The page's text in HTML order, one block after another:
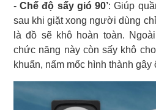
- Chế độ sấy gió 90’: Giúp
sau khi giặt xong người dùng
là đồ sẽ khô hoàn toàn.
chức năng này còn sấy khô
khuẩn, nấm mốc hình thành gây